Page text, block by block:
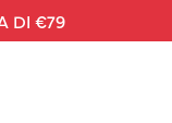
DI €79